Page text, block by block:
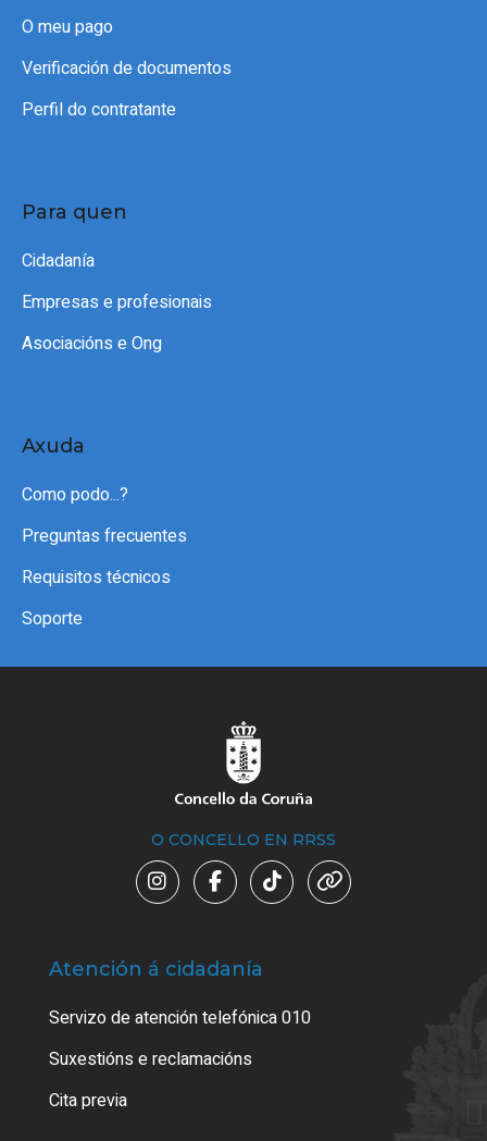
O meu pago
Verificación de documentos
Perfil do contratante
Para quen
Cidadanía
Empresas e profesionais
Asociacións e Ong
Axuda
Como podo...?
Preguntas frecuentes
Requisitos técnicos
Soporte
O CONCELLO EN RRSS
Atención á cidadanía
Servizo de atención telefónica 010
Suxestións e reclamacións
Cita previa